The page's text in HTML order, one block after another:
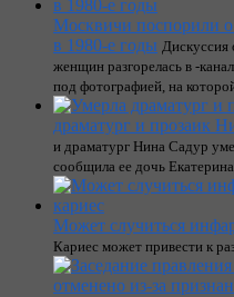
Москвичи поспорили
в 1980-е годы Дискуссия
женщин разгорелась в -
под фотографией, на
драматург и прозаик
и драматург Нина Садур
сообщила ее дочь
Может случиться
Кариес может привести к